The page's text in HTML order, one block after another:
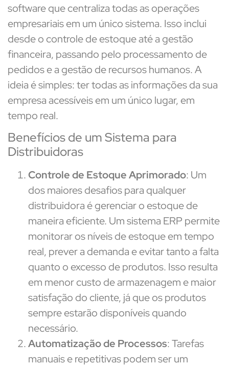
software que centraliza todas as operações
empresariais em um único sistema. Isso inclui
desde o controle de estoque até a gestão
financeira, passando pelo processamento de
pedidos e a gestão de recursos humanos. A
ideia é simples: ter todas as informações da sua
empresa acessíveis em um único lugar, em
tempo real.
Benefícios de um Sistema para
Distribuidoras
Controle de Estoque Aprimorado: Um
dos maiores desafios para qualquer
distribuidora é gerenciar o estoque de
maneira eficiente. Um sistema ERP permite
monitorar os níveis de estoque em tempo
real, prever a demanda e evitar tanto a falta
quanto o excesso de produtos. Isso resulta
em menor custo de armazenagem e maior
satisfação do cliente, já que os produtos
sempre estarão disponíveis quando
necessário.
Automatização de Processos: Tarefas
manuais e repetitivas podem ser um